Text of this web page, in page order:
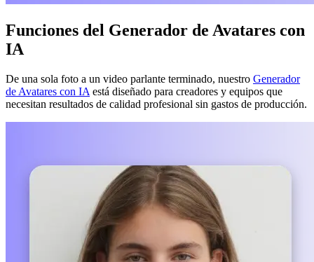
Funciones del Generador de Avatares con
IA
De una sola foto a un video parlante terminado, nuestro Generador
de Avatares con IA está diseñado para creadores y equipos que
necesitan resultados de calidad profesional sin gastos de producción.